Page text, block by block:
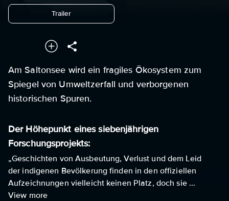
Trailerundefined
Am Saltonsee wird ein fragiles Ökosystem zum
Spiegel von Umweltzerfall und verborgenen
historischen Spuren.
Der Höhepunkt eines siebenjährigen
Forschungsprojekts:
„Geschichten von Ausbeutung, Verlust und dem Leid
der indigenen Bevölkerung finden in den offiziellen
Aufzeichnungen vielleicht keinen Platz, doch sie ...
View more